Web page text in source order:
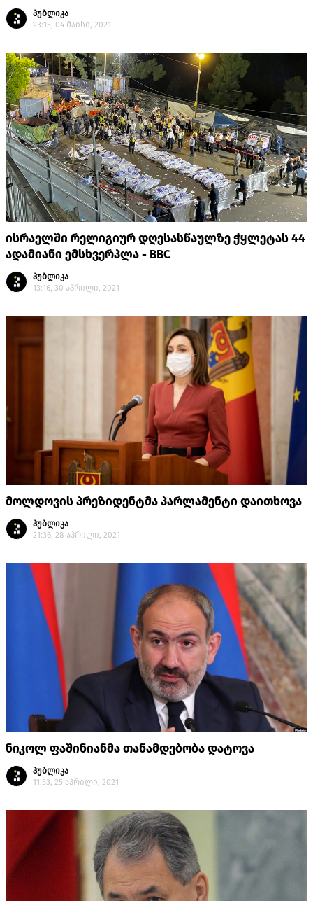
პუბლიკა
23:15, 04 მაისი, 2021
ისრაელში რელიგიურ დღესასწაულზე ჭყლეტას 44
ადამიანი ემსხვერპლა - BBC
პუბლიკა
13:16, 30 აპრილი, 2021
მოლდოვის პრეზიდენტმა პარლამენტი დაითხოვა
პუბლიკა
21:36, 28 აპრილი, 2021
ნიკოლ ფაშინიანმა თანამდებობა დატოვა
პუბლიკა
11:53, 25 აპრილი, 2021